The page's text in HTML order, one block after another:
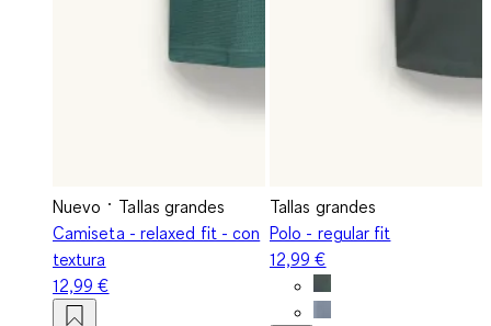
Nuevo
Tallas grandes
Camiseta - relaxed fit - con
textura
12,99 €
Tallas grandes
Polo - regular fit
12,99 €